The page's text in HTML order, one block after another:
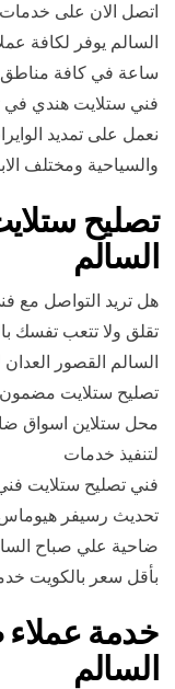
اتصل الان على
ساعة في كافة مناطق
فني ستلايت هندي في
نعمل على تمديد
والسياحية ومختلف
تصليح
السالم
هل تريد التواصل مع
تقلق ولا تتعب تفسك
السالم القصور العدان
تصليح ستلايت مضمون
لتنفيذ خدمات
فني تصليح ستلايت
تحديث رسيفر
ضاحية علي صباح
بأقل سعر بالكويت
خدمة
السالم